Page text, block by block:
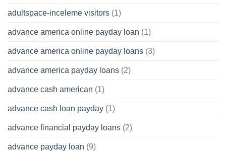
adultspace-inceleme visitors (1)
advance america online payday loan (1)
advance america online payday loans (3)
advance america payday loans (2)
advance cash american (1)
advance cash loan payday (1)
advance financial payday loans (2)
advance payday loan (9)